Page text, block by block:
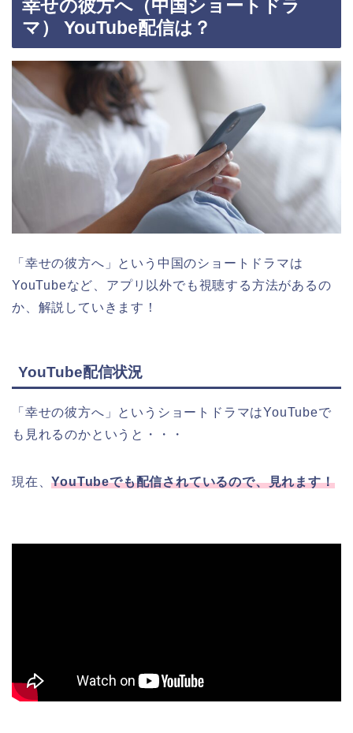
幸せの彼方へ（中国ショートドラ
マ） YouTube配信は？
「幸せの彼方へ」という中国のショートドラマは
YouTubeなど、アプリ以外でも視聴する方法があるの
か、解説していきます！
YouTube配信状況
「幸せの彼方へ」というショートドラマはYouTubeで
も見れるのかというと・・・
現在、YouTubeでも配信されているので、見れます！